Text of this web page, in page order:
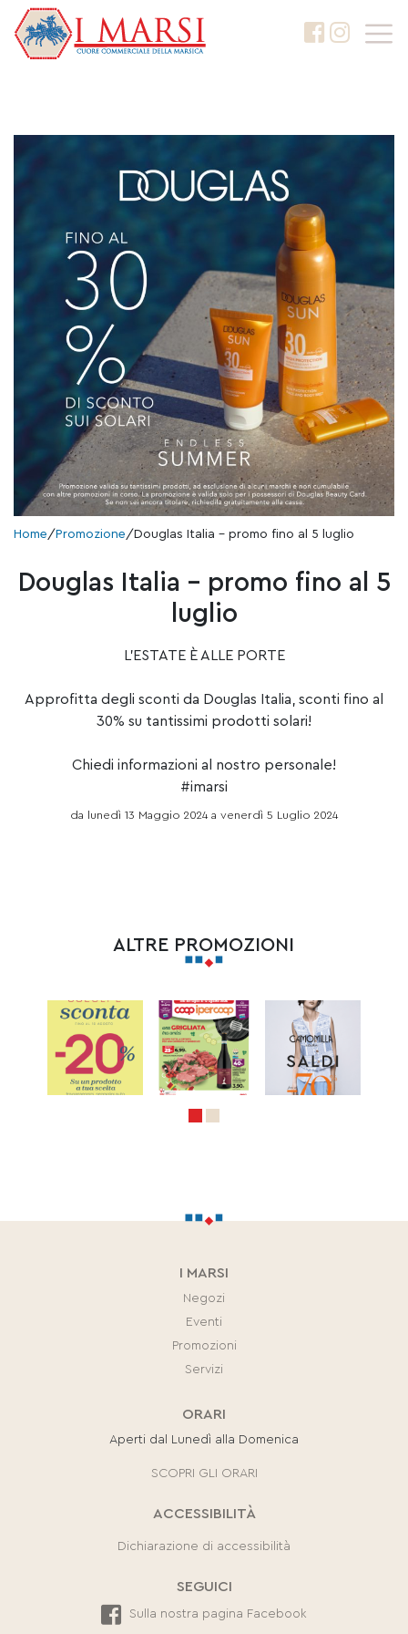
Home/ Promozione/ Douglas Italia – promo fino al 5 luglio
Douglas Italia – promo fino al 5
luglio
L’ESTATE È ALLE PORTE
Approfitta degli sconti da Douglas Italia , sconti fino al
30% su tantissimi prodotti solari!
Chiedi informazioni al nostro personale!
#imarsi
da lunedì 13 Maggio 2024 a venerdì 5 Luglio 2024
ALTRE PROMOZIONI
I MARSI
Negozi
Eventi
Promozioni
Servizi
ORARI
Aperti dal Lunedì alla Domenica
SCOPRI GLI ORARI
ACCESSIBILITÀ
Dichiarazione di accessibilità
SEGUICI
Sulla nostra pagina Facebook